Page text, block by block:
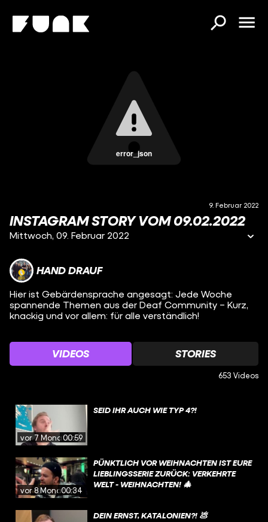
error_json
9. Februar 2022
INSTAGRAM STORY VOM 09.02.2022
Mittwoch, 09. Februar 2022
HAND DRAUF
Hier ist Gebärdensprache angesagt: Jede Woche
spannende Themen aus der Deaf Community – Kurz,
knackig und vor allem: für alle verständlich!
VIDEOS STORIES
653 Videos
vor 7 Monaten
00:59
SEID IHR AUCH WIE TYP 4?!
vor 8 Monaten
00:34
PÜNKTLICH VOR WEIHNACHTEN IST EURE
LIEBLINGSSERIE ZURÜCK: VERKEHRTE
WELT - WEIHNACHTEN! 🎄
DEIN ERNST, KATALONIEN?! 💩